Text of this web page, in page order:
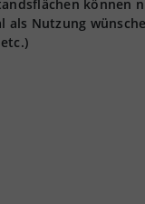
können
als Nutzung